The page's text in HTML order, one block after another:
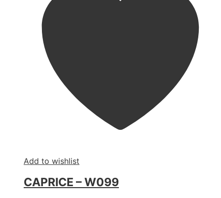
Add to wishlist
CAPRICE – W099